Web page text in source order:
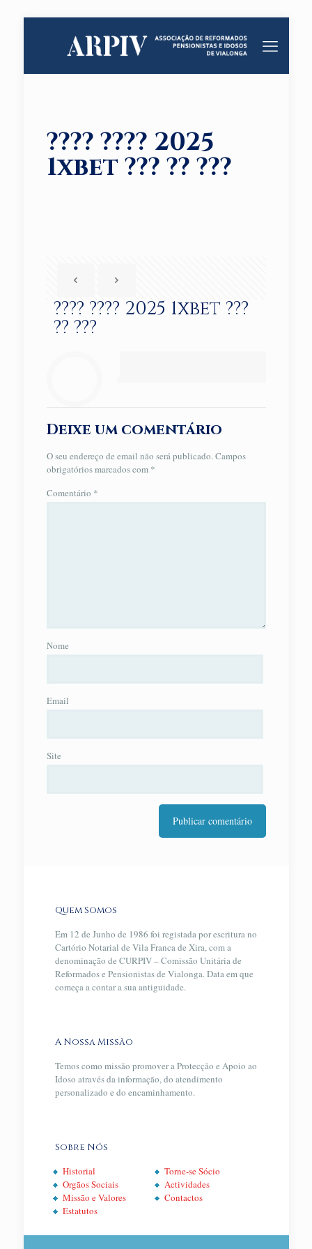
???? ???? 2025
1xbet ??? ?? ???
???? ???? 2025 1xbet ???
?? ???
Deixe um comentário
O seu endereço de email não será publicado.Campos
obrigatórios marcados com *
Comentário *
Nome
Email
Site
Quem Somos
Em 12 de Junho de 1986 foi registada por escritura no
Cartório Notarial de Vila Franca de Xira, com a
denominação de CURPIV – Comissão Unitária de
Reformados e Pensionistas de Vialonga. Data em que
começa a contar a sua antiguidade.
A Nossa Missão
Temos como missão promover a Protecção e Apoio ao
Idoso através da informação, do atendimento
personalizado e do encaminhamento.
Sobre Nós
Historial
Orgãos Sociais
Missão e Valores
Estatutos
Torne-se Sócio
Actividades
Contactos